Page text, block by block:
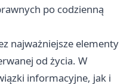
po codzienną
najważniejsze elementy
od życia. W
informacyjne, jak i